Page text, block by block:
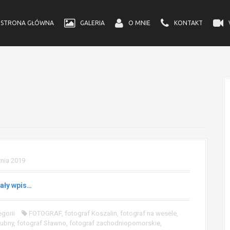
STRONA GŁÓWNA GALERIA O MNIE KONTAKT
2019
wpis…
FOTOGRAF, fotograf Koszalin, fotograf na wesele,
, fotograf Sławno, fotograf zachodniopomorskie,